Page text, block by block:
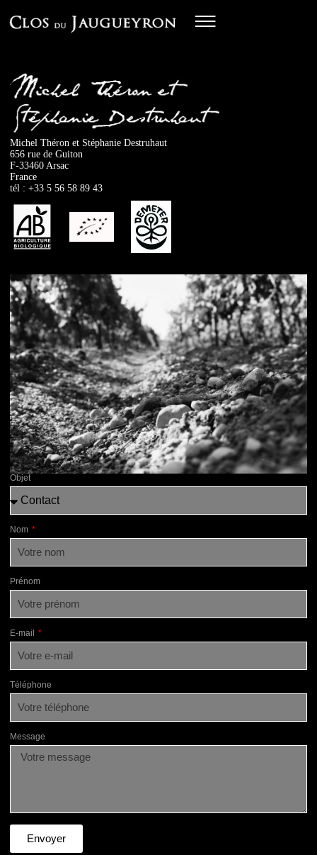
Michel Théron et Stéphanie Destruhaut
656 rue de Guiton
F-33460 Arsac
France
tél : +33 5 56 58 89 43
Objet
Nom
Prénom
E-mail
Téléphone
Message
Envoyer